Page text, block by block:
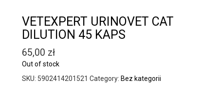
VETEXPERT URINOVET CAT
DILUTION 45 KAPS
65,00 zł
Out of stock
SKU: 5902414201521 Category: Bez kategorii